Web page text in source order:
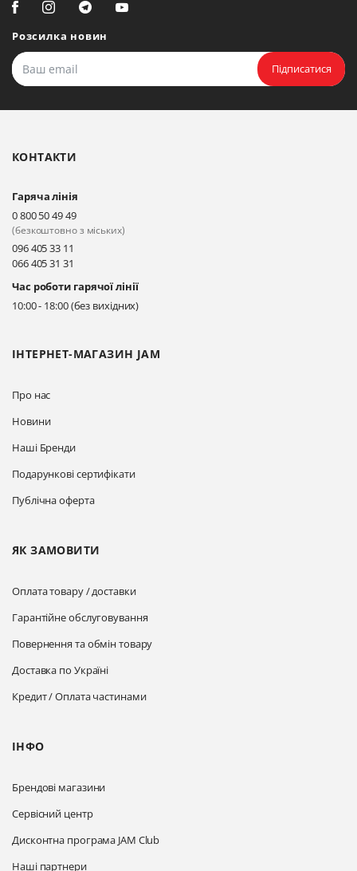
Біла Церква, вул. Ярослава
Мудрого, 20, офіс 108
Прокласти маршрут
Київ, вул. Драгоманова 31-д
Прокласти маршрут
Київ, вул. Драгоманова 31-д
Прокласти маршрут
Розсилка новин
Підписатися
ІНТЕРНЕТ-МАГАЗИН JAM
Про нас
Новини
Наші Бренди
Подарункові сертифікати
Публічна оферта
ЯК ЗАМОВИТИ
Оплата товару / доставки
Гарантійне обслуговування
Повернення та обмін товару
Доставка по Україні
Кредит / Оплата частинами
ІНФО
Брендові магазини
Сервісний центр
Дисконтна програма JAM Club
Наші партнери
КОНТАКТИ
Гаряча лінія
0 800 50 49 49
(безкоштовно з міських)
096 405 33 11
066 405 31 31
Час роботи гарячої лінії
10:00 - 18:00 (без вихідних)